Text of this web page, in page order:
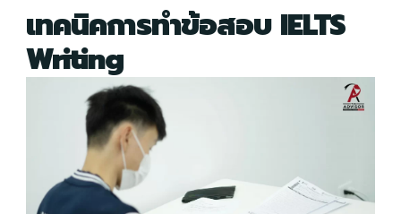
เทคนิคการทำข้อสอบ IELTS
Writing